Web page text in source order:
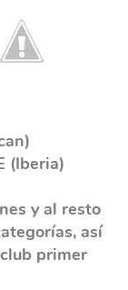
y al resto
así
primer